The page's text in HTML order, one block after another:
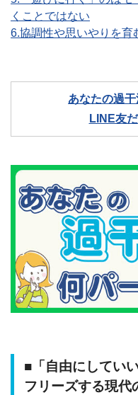
くことではない
6.協調性や思いやりを育
あなたの過
LINE友
■「自由にしてい
フリーズする現代